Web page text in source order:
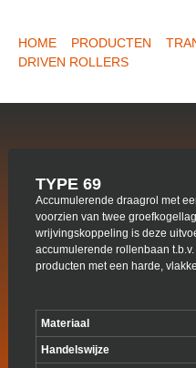
HOME PRODUCTEN
DRIVEN ROLLERS
TYPE 69
Accumulerende draagrol met
voorzien van twee
wrijvingskoppeling is deze
accumulerende rollenbaan
producten met een harde,
Materiaal
Handelswijze